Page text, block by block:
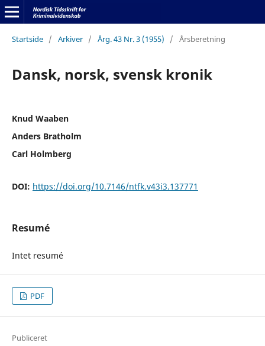
Startside / Arkiver / Årg. 43 Nr. 3 (1955) / Årsberetning
Dansk, norsk, svensk kronik
Knud Waaben
Anders Bratholm
Carl Holmberg
DOI: https://doi.org/10.7146/ntfk.v43i3.137771
Resumé
Intet resumé
PDF
Publiceret